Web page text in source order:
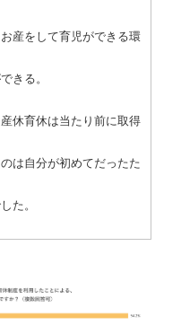
産をして育児ができる環
きる。
休育休は当たり前に取得
は自分が初めてだったた
た。